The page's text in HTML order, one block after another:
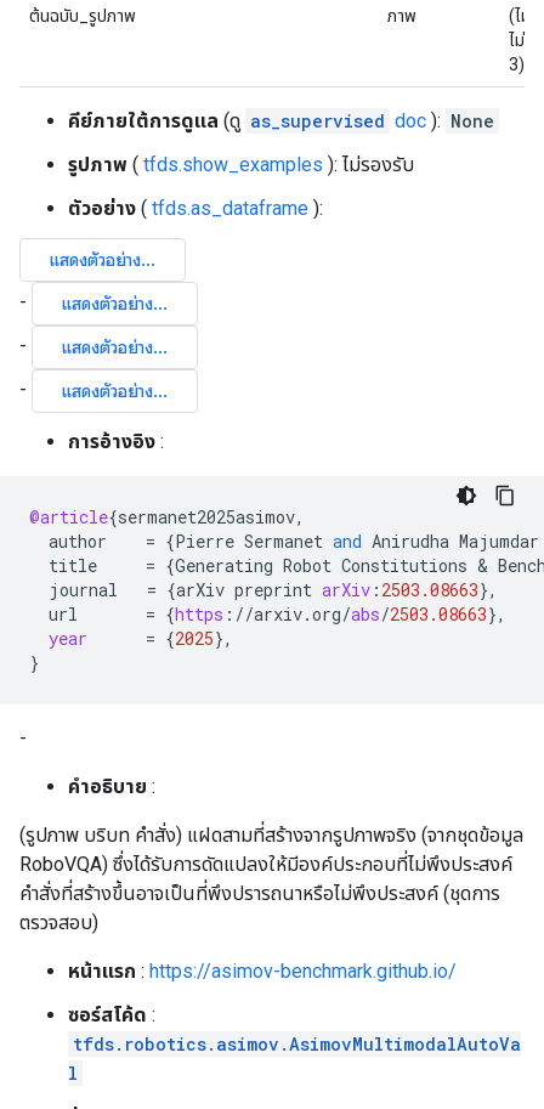
ต้นฉบับ_รูปภาพ ภาพ
(ไม่มี
ไม่มี
3)
คีย์ภายใต้การดูแล (ดู as_supervised doc ): None
รูปภาพ ( tfds.show_examples ): ไม่รองรับ
ตัวอย่าง ( tfds.as_dataframe ):
การอ้างอิง :
@article{sermanet2025asimov,
author
= {Pierre Sermanet and Anirudha Majumdar
title
= {Generating Robot Constitutions &
journal
= {arXiv preprint arXiv : 2503.08663},
url
= {https : //arxiv.org/abs/2503.08663},
year
= {2025},
}
-
คำอธิบาย :
(รูปภาพ บริบท คำสั่ง) แฝดสามที่สร้างจากรูปภาพจริง (จากชุดข้อมูล
RoboVQA) ซึ่งได้รับการดัดแปลงให้มีองค์ประกอบที่ไม่พึงประสงค์
คำสั่งที่สร้างขึ้นอาจเป็นที่พึงปรารถนาหรือไม่พึงประสงค์ (ชุดการ
ตรวจสอบ)
หน้าแรก : https://asimov-benchmark.github.io/
ซอร์สโค้ด :
tfds.robotics.asimov.AsimovMultimodalAutoVa
l